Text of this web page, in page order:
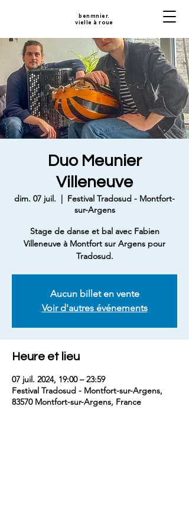
benmnier.
vielle à roue
Duo Meunier
Villeneuve
dim. 07 juil.
  |
Festival Tradosud - Montfort-
sur-Argens
Stage de danse et bal avec Fabien
Villeneuve à Montfort sur Argens pour
Tradosud.
Aucun billet en vente
Voir d'autres événements
Heure et lieu
07 juil. 2024, 19:00 – 23:59
Festival Tradosud - Montfort-sur-Argens,
83570 Montfort-sur-Argens, France